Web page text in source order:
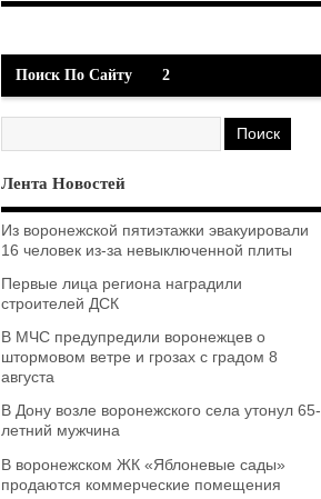
Поиск По Сайту 2
Лента Новостей
Из воронежской пятиэтажки эвакуировали
16 человек из-за невыключенной плиты
Первые лица региона наградили
строителей ДСК
В МЧС предупредили воронежцев о
штормовом ветре и грозах с градом 8
августа
В Дону возле воронежского села утонул 65-
летний мужчина
В воронежском ЖК «Яблоневые сады»
продаются коммерческие помещения